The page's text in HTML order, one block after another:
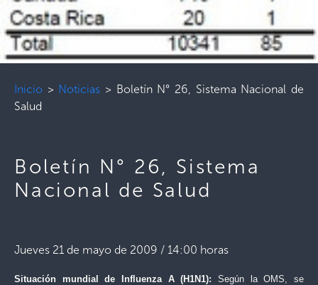
Inicio > Noticias > Boletín N° 26, Sistema Nacional de
Salud
Boletín N° 26, Sistema
Nacional de Salud
Jueves 21 de mayo de 2009 / 14:00 horas
Situación mundial de Influenza A (H1N1): Según la OMS, se